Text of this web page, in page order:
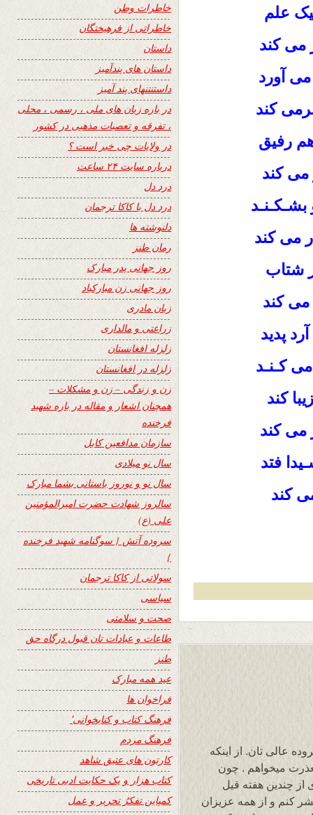
علم
می کند
آورد
کند
رفیق
می کند
بشـکـنـد
می کند
شتاب
می کند
پدید
کـنـد
کند
می کند
فتد
کند
عالی تان. از اینکه
میخواهم . چون
چندین هفته قیل
کنم و از همه عزیزان
خاطرات وطن
خاطراتی از فرهیختگان
داستان
داستان های پندآمیز
داستنتنهای پند آمیز
در باره زبان های ملی ، رسمی ، محلی
، تفرقه و تعصبات مذهبی در کشور
در ولایات چی خبر است ؟
درباره سایت ۲۴ ساعت
درد دل
درد دل با کاکا ترجمان
دلنوشته ها
رمان طنز
روز جهانی پدر مبارک
روز جهانی زن مبارکباد
زبان مادری
زراعتی و مالداری
زلزله افغانستان
زلزله در افغانستان
زن و زندگی – زن و مشکلات –
همچنان اشعار و مقاله در باره شهید
فرخنده
سازمان مدافعین کابل
سال نو میلادی
سال نو و نوروز باستانی بشما مبارک
سالروز شهادت حضرت امیرالمؤمنین
علی (ع)
سروده آتش { سوگنامه شهید فرخنده
}
سولاتی از کاکا ترجمان
سیاسی
صحت و سلامتی
طاعات و عبادات تان قبول درگاه حق
طنز
عید همه مبارک
فراخوان ها
فرهنگ کتاب و کتابخوانی٬
فرهنگ مردم
کارتون های عتیق شاهد
کتاب هزار و یک حکایت ادبی تاریخی
کمپاین تفکرُ تحریر و عمل